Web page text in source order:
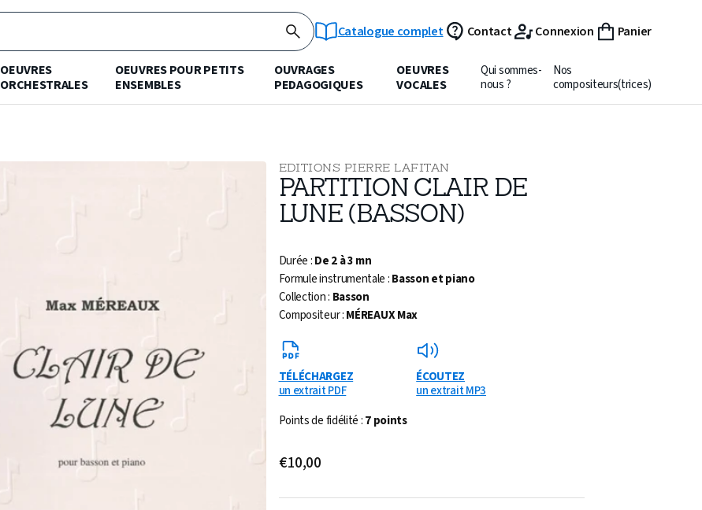
Catalogue complet Contact Connexion Panier
OEUVRES
ORCHESTRALES
OEUVRES POUR PETITS
ENSEMBLES
OUVRAGES
PEDAGOGIQUES
OEUVRES
VOCALES
Qui sommes-
nous ?
Nos
compositeurs(trices)
des
EDITIONS PIERRE LAFITAN
PARTITION CLAIR DE
LUNE (BASSON)
Durée :De 2 à 3 mn
Formule instrumentale :Basson et piano
Collection : Basson
Compositeur :MÉREAUX Max
TÉLÉCHARGEZ
un extrait PDF
ÉCOUTEZ
un extrait MP3
Points de fidélité :7 points
Prix
€10,00